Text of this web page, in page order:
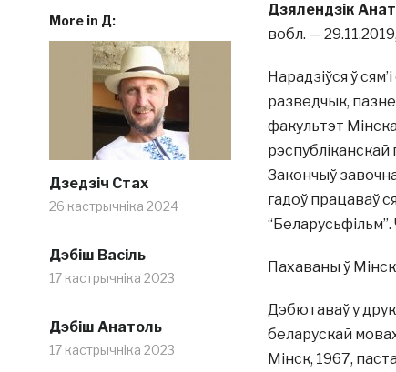
More in Д:
Дзедзіч Стах
26 кастрычніка 2024
Дэбіш Васіль
17 кастрычніка 2023
Дэбіш Анатоль
17 кастрычніка 2023
Дзялендзік
вобл. —
Нарадзіўся ў
разведчык,
факультэт
рэспубліканскай
Закончыў
гадоў працаваў
Пахаваны ў
Дэбютаваў у
беларускай
Мінск, 1967,